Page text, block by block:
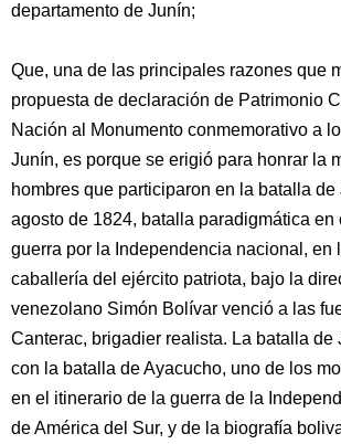
departamento de Junín;
Que, una de las principales razones que
propuesta de declaración de Patrimonio
Nación al Monumento conmemorativo a
Junín, es porque se erigió para honrar la
hombres que participaron en la batalla
agosto de 1824, batalla paradigmática en
guerra por la Independencia nacional, en
caballería del ejército patriota, bajo la
venezolano Simón Bolívar venció a las
Canterac, brigadier realista. La batalla de
con la batalla de Ayacucho, uno de los
en el itinerario de la guerra de la
de América del Sur, y de la biografía